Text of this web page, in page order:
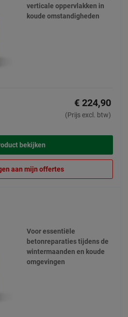
verticale oppervlakken in
koude omstandigheden
€ 224,90
(Prijs excl. btw)
bekijken
aan mijn offertes
Voor essentiële
betonreparaties tijdens de
wintermaanden en koude
omgevingen